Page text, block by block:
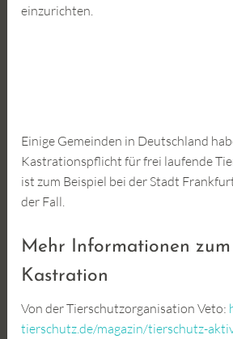
einzurichten.
Einige Gemeinden in Deutschland
Kastrationspflicht für frei laufende
ist zum Beispiel bei der Stadt
der Fall.
Mehr Informationen zum
Kastration
Von der Tierschutzorganisation Veto:
tierschutz.de/magazin/tierschutz-